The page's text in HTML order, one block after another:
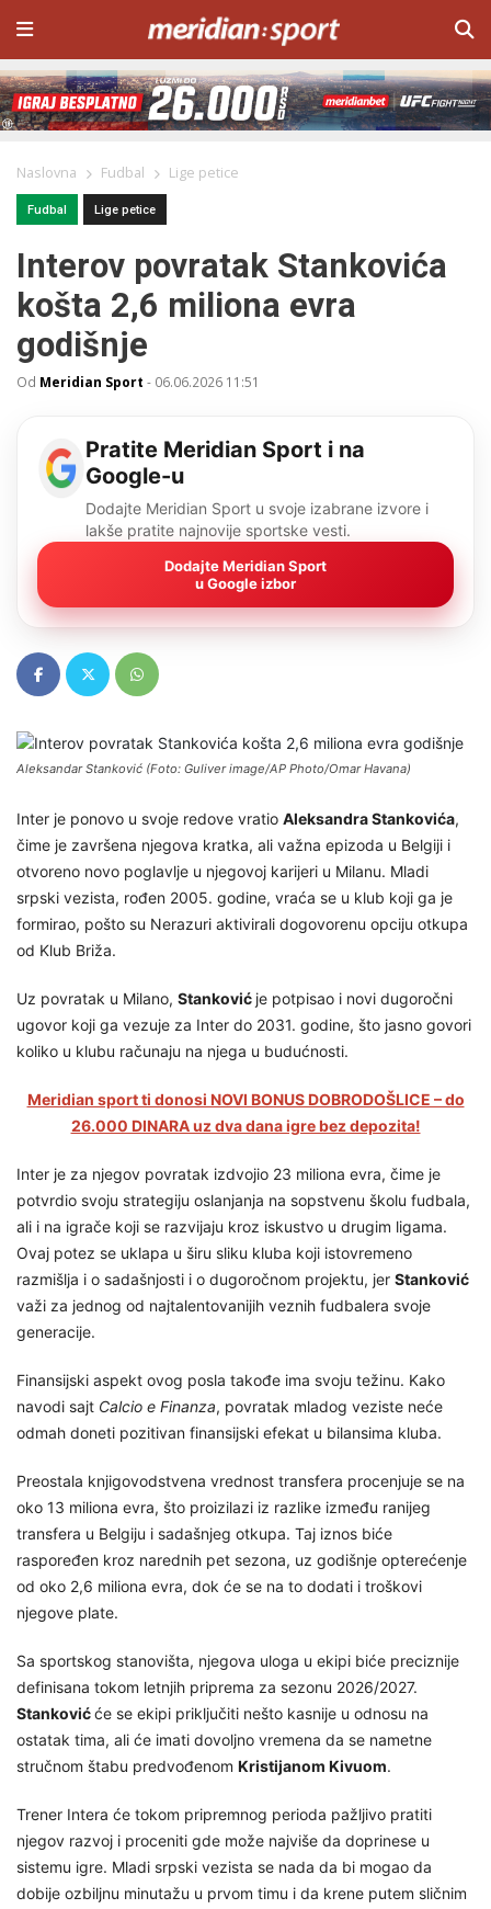
Naslovna Fudbal Lige petice
Fudbal Lige petice
Interov povratak Stankovića
košta 2,6 miliona evra
godišnje
Od Meridian Sport - 06.06.2026 11:51
Pratite Meridian Sport i na
Google-u
Dodajte Meridian Sport u svoje izabrane izvore i
lakše pratite najnovije sportske vesti.
Dodajte Meridian Sport
u Google izbor
Aleksandar Stanković (Foto: Guliver image/AP Photo/Omar Havana)
Inter je ponovo u svoje redove vratio Aleksandra Stankovića,
čime je završena njegova kratka, ali važna epizoda u Belgiji i
otvoreno novo poglavlje u njegovoj karijeri u Milanu. Mladi
srpski vezista, rođen 2005. godine, vraća se u klub koji ga je
formirao, pošto su Nerazuri aktivirali dogovorenu opciju otkupa
od Klub Briža.
Uz povratak u Milano, Stanković je potpisao i novi dugoročni
ugovor koji ga vezuje za Inter do 2031. godine, što jasno govori
koliko u klubu računaju na njega u budućnosti.
Meridian sport ti donosi NOVI BONUS DOBRODOŠLICE – do
26.000 DINARA uz dva dana igre bez depozita!
Inter je za njegov povratak izdvojio 23 miliona evra, čime je
potvrdio svoju strategiju oslanjanja na sopstvenu školu fudbala,
ali i na igrače koji se razvijaju kroz iskustvo u drugim ligama.
Ovaj potez se uklapa u širu sliku kluba koji istovremeno
razmišlja i o sadašnjosti i o dugoročnom projektu, jer Stanković
važi za jednog od najtalentovanijih veznih fudbalera svoje
generacije.
Finansijski aspekt ovog posla takođe ima svoju težinu. Kako
navodi sajt Calcio e Finanza, povratak mladog veziste neće
odmah doneti pozitivan finansijski efekat u bilansima kluba.
Preostala knjigovodstvena vrednost transfera procenjuje se na
oko 13 miliona evra, što proizilazi iz razlike između ranijeg
transfera u Belgiju i sadašnjeg otkupa. Taj iznos biće
raspoređen kroz narednih pet sezona, uz godišnje opterećenje
od oko 2,6 miliona evra, dok će se na to dodati i troškovi
njegove plate.
Sa sportskog stanovišta, njegova uloga u ekipi biće preciznije
definisana tokom letnjih priprema za sezonu 2026/2027.
Stankovićće se ekipi priključiti nešto kasnije u odnosu na
ostatak tima, ali će imati dovoljno vremena da se nametne
stručnom štabu predvođenom Kristijanom Kivuom.
Trener Intera će tokom pripremnog perioda pažljivo pratiti
njegov razvoj i proceniti gde može najviše da doprinese u
sistemu igre. Mladi srpski vezista se nada da bi mogao da
dobije ozbiljnu minutažu u prvom timu i da krene putem sličnim